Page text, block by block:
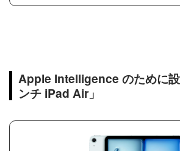
Apple Intelligence のために
ンチ iPad Air」